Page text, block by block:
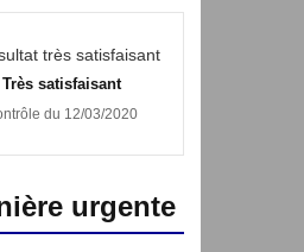
Très satisfaisant
du 12/03/2020
urgente